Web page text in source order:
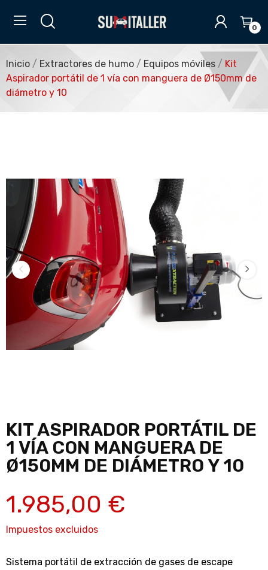
0
Inicio Extractores de humo Equipos móviles
Kit
Aspirador portátil de 1 vía con manguera de Ø150mm de
diámetro y 10
KIT ASPIRADOR PORTÁTIL DE
1 VÍA CON MANGUERA DE
Ø150MM DE DIÁMETRO Y 10
1.985,00 €
Impuestos excluidos
Sistema portátil de extracción de gases de escape